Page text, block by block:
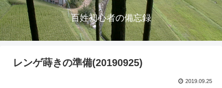
百姓初心者の備忘録
レンゲ蒔きの準備(20190925)
2019.09.25